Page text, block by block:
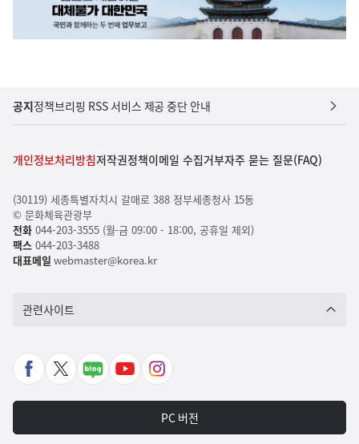
공지정책브리핑 RSS 서비스 제공 중단 안내
개인정보처리방침저작권정책이메일 수집거부자주 묻는 질문(FAQ)
(30119) 세종특별자치시 갈매로 388 정부세종청사 15동
© 문화체육관광부
전화044-203-3555 (월-금 09:00 - 18:00, 공휴일 제외)
팩스044-203-3488
대표메일 webmaster@korea.kr
관련사이트
페
X
네
유
인
타
그
PC 버전